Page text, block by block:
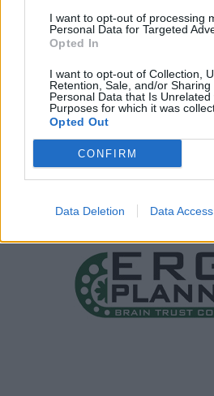
I want to opt-out of processing
Personal Data for Targeted
Opted In
I want to opt-out of Collection,
Retention, Sale, and/or Sharing
Personal Data that Is Unrelated
Purposes for which it was
Opted Out
CONFIRM
Data Deletion Data Access